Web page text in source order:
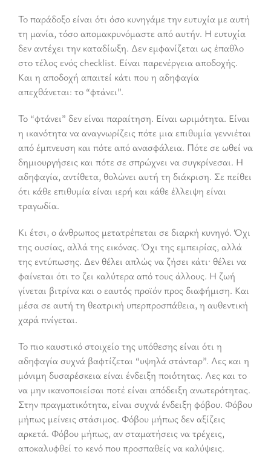
Το παράδοξο είναι ότι όσο κυνηγάμε την ευτυχία με αυτή
τη μανία, τόσο απομακρυνόμαστε από αυτήν. Η ευτυχία
δεν αντέχει την καταδίωξη. Δεν εμφανίζεται ως έπαθλο
στο τέλος ενός checklist. Είναι παρενέργεια αποδοχής.
Και η αποδοχή απαιτεί κάτι που η αδηφαγία
απεχθάνεται: το “φτάνει”.
Το “φτάνει” δεν είναι παραίτηση. Είναι ωριμότητα. Είναι
η ικανότητα να αναγνωρίζεις πότε μια επιθυμία γεννιέται
από έμπνευση και πότε από ανασφάλεια. Πότε σε ωθεί να
δημιουργήσεις και πότε σε σπρώχνει να συγκρίνεσαι. Η
αδηφαγία, αντίθετα, θολώνει αυτή τη διάκριση. Σε πείθει
ότι κάθε επιθυμία είναι ιερή και κάθε έλλειψη είναι
τραγωδία.
Κι έτσι, ο άνθρωπος μετατρέπεται σε διαρκή κυνηγό. Όχι
της ουσίας, αλλά της εικόνας. Όχι της εμπειρίας, αλλά
της εντύπωσης. Δεν θέλει απλώς να ζήσει κάτι· θέλει να
φαίνεται ότι το ζει καλύτερα από τους άλλους. Η ζωή
γίνεται βιτρίνα και ο εαυτός προϊόν προς διαφήμιση. Και
μέσα σε αυτή τη θεατρική υπερπροσπάθεια, η αυθεντική
χαρά πνίγεται.
Το πιο καυστικό στοιχείο της υπόθεσης είναι ότι η
αδηφαγία συχνά βαφτίζεται “υψηλά στάνταρ”. Λες και η
μόνιμη δυσαρέσκεια είναι ένδειξη ποιότητας. Λες και το
να μην ικανοποιείσαι ποτέ είναι απόδειξη ανωτερότητας.
Στην πραγματικότητα, είναι συχνά ένδειξη φόβου. Φόβου
μήπως μείνεις στάσιμος. Φόβου μήπως δεν αξίζεις
αρκετά. Φόβου μήπως, αν σταματήσεις να τρέχεις,
αποκαλυφθεί το κενό που προσπαθείς να καλύψεις.